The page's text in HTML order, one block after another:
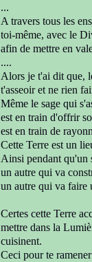
...
A travers tous les
toi-même, avec le
afin de mettre en
....
Alors je t'ai dit que,
t'asseoir et ne rien
Même le sage qui
est en train d'offrir
est en train de
Cette Terre est un
Ainsi pendant qu'un
un autre qui va
un autre qui va faire
Certes cette Terre
mettre dans la
cuisinent.
Ceci pour te